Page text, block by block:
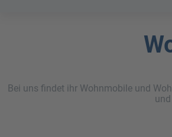
Bei uns findet ihr Wohnmobile und